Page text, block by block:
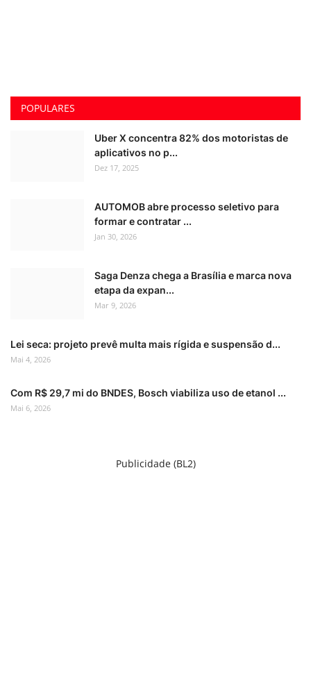
POPULARES
Uber X concentra 82% dos motoristas de
aplicativos no p...
Dez 17, 2025
AUTOMOB abre processo seletivo para
formar e contratar ...
Jan 30, 2026
Saga Denza chega a Brasília e marca nova
etapa da expan...
Mar 9, 2026
Lei seca: projeto prevê multa mais rígida e suspensão d...
Mai 4, 2026
Com R$ 29,7 mi do BNDES, Bosch viabiliza uso de etanol ...
Mai 6, 2026
Publicidade (BL2)